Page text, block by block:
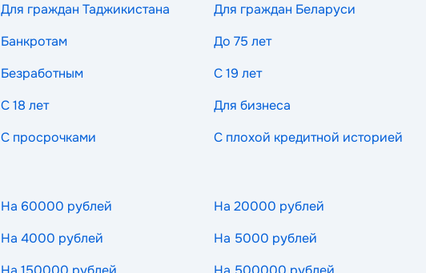
Для граждан Таджикистана
Для граждан Беларуси
Банкротам
До 75 лет
Безработным
С 19 лет
С 18 лет
Для бизнеса
С просрочками С плохой кредитной историей
На 60000 рублей
На 20000 рублей
На 4000 рублей
На 5000 рублей